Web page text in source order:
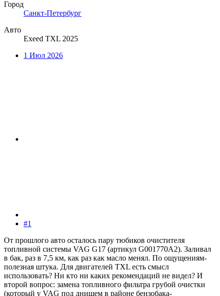
Город
Санкт-Петербург
Авто
Exeed TXL 2025
1 Июл 2026
#1
От прошлого авто осталось пару тюбиков очистителя
топливной системы VAG G17 (артикул G001770A2). Заливал
в бак, раз в 7,5 км, как раз как масло менял. По ощущениям-
полезная штука. Для двигателей TXL есть смысл
использовать? Ни кто ни каких рекомендаций не видел? И
второй вопрос: замена топливного фильтра грубой очистки
(который у VAG под днищем в районе бензобака-